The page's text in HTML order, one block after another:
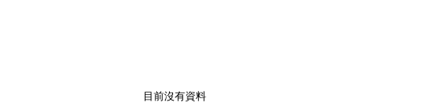
目前沒有資料